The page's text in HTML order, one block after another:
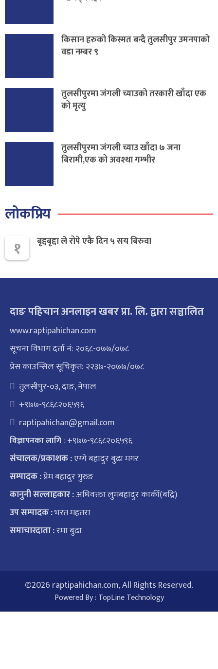
किसान हरुको किस्मत बन्दै तुलसीपुर उमनपाको
वडा नम्बर ९
तुलसीपुरमा जंगली च्याउको तरकारी खाँदा एक
को मृत्यु
तुलसीपुरमा जंगली च्याउ खाँदा ७ जना
बिरामी,एक को अवश्था गम्भीर
लोकप्रिय
१
बृद्दबृद्दा ले रोपे एकै दिन ५ सय बिरुवा
दाङ पहिचान अनलाइन खबर प्रा. लि. द्वारा सञ्चालित
www.raptipahichan.com
सूचना विभाग दर्ता नं: २०६८-०७७/०७८
प्रेस काउन्सिल सूचिकृत: २२३७-२०७७/०७८
तुलसीपुर-०३, दाङ, नेपाल
+९७७-९८६८२०६५९६
raptipahichan@gmail.com
विज्ञापनका लागि: +९७७-९८६८२०६५९६
संचालक/प्रकाशक :एग्गे बहादुर बुढा मगर
सम्पादक :प्रेम बहादुर गुरुङ
कानुनी सल्लाहकार :अधिवक्ता लुमबहादुर कार्की(बद्रि)
उप सम्पादक :भरत महतरा
समाचारदाता :रमा बुढा
©2026 raptipahichan.com, All Rights Reserved.
Powered By : TopLine Technology